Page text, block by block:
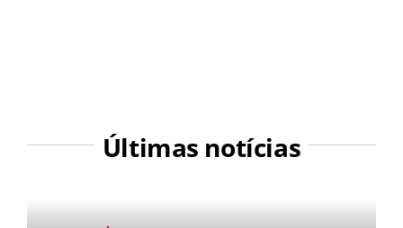
Últimas notícias